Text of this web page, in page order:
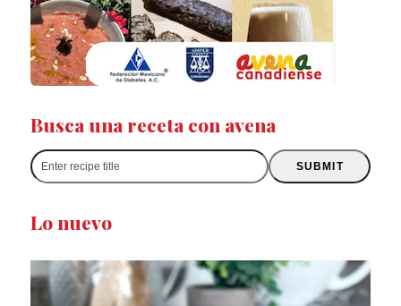
Busca una receta con avena
Enter
recipe
SUBMIT
Lo nuevo